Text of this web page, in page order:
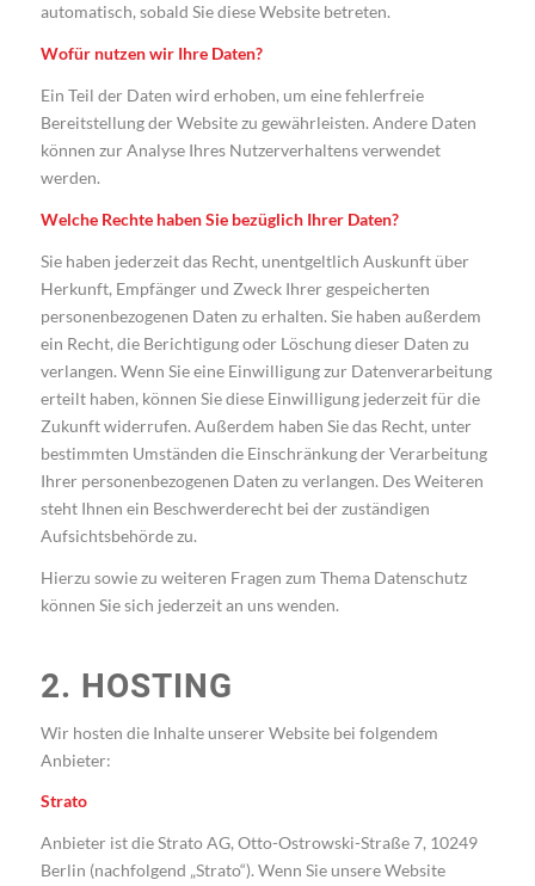
automatisch, sobald Sie diese Website betreten.
Wofür nutzen wir Ihre Daten?
Ein Teil der Daten wird erhoben, um eine fehlerfreie
Bereitstellung der Website zu gewährleisten. Andere Daten
können zur Analyse Ihres Nutzerverhaltens verwendet
werden.
Welche Rechte haben Sie bezüglich Ihrer Daten?
Sie haben jederzeit das Recht, unentgeltlich Auskunft über
Herkunft, Empfänger und Zweck Ihrer gespeicherten
personenbezogenen Daten zu erhalten. Sie haben außerdem
ein Recht, die Berichtigung oder Löschung dieser Daten zu
verlangen. Wenn Sie eine Einwilligung zur Datenverarbeitung
erteilt haben, können Sie diese Einwilligung jederzeit für die
Zukunft widerrufen. Außerdem haben Sie das Recht, unter
bestimmten Umständen die Einschränkung der Verarbeitung
Ihrer personenbezogenen Daten zu verlangen. Des Weiteren
steht Ihnen ein Beschwerderecht bei der zuständigen
Aufsichtsbehörde zu.
Hierzu sowie zu weiteren Fragen zum Thema Datenschutz
können Sie sich jederzeit an uns wenden.
2. HOSTING
Wir hosten die Inhalte unserer Website bei folgendem
Anbieter:
Strato
Anbieter ist die Strato AG, Otto-Ostrowski-Straße 7, 10249
Berlin (nachfolgend „Strato“). Wenn Sie unsere Website